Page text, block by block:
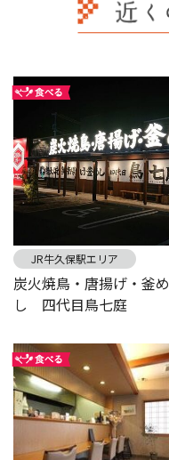
JR牛久保駅エリア
炭火焼鳥・唐揚げ・釜め
し 四代目鳥七庭